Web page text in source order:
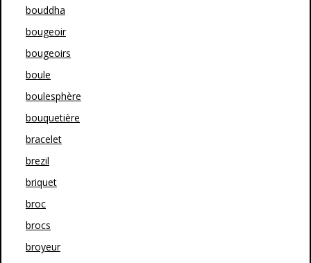
bouddha
bougeoir
bougeoirs
boule
boulesphère
bouquetière
bracelet
brezil
briquet
broc
brocs
broyeur